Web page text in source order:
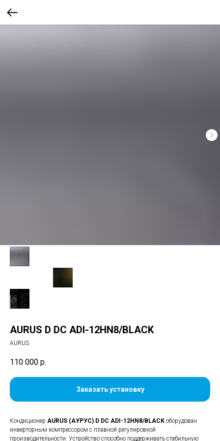
AURUS D DC ADI-12HN8/BLACK
AURUS
110 000 р.
Заказать установку
Кондиционер AURUS (АУРУС) D DC ADI-12HN8/BLACK оборудован
инверторным компрессором с плавной регулировкой
производительности. Устройство способно поддерживать стабильную